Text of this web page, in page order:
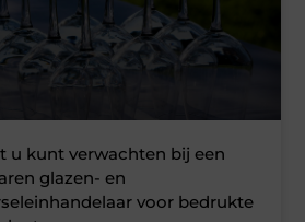
u kunt verwachten bij een
glazen- en
voor bedrukte